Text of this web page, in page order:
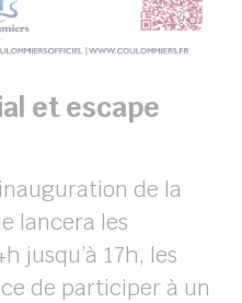
et escape
de la
lancera les
jusqu’à 17h, les
de participer à un